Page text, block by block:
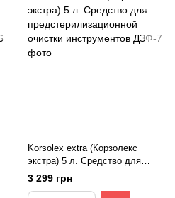
Korsolex extra (Корзолекс
экстра) 5 л. Средство для
предстерилизационной очистки
инструментов
3 299 грн